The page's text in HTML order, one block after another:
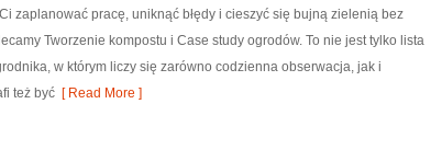
zaplanować pracę, uniknąć błędy i cieszyć się bujną zielenią bez
Tworzenie kompostu i Case study ogrodów. To nie jest tylko lista
w którym liczy się zarówno codzienna obserwacja, jak i
też być [ Read More ]